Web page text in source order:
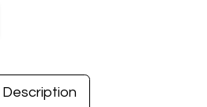
Description